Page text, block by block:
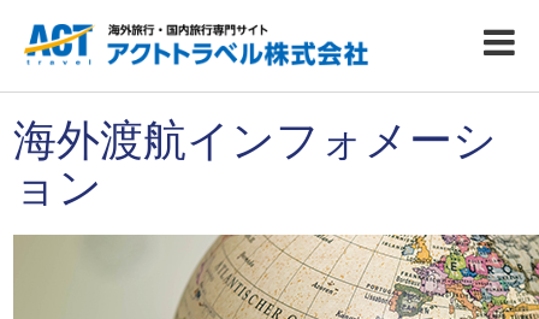
海外渡航インフォメーシ
ョン